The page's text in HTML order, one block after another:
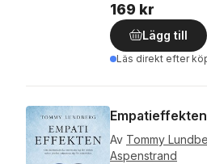
169 kr
Lägg till
Läs direkt efter
Empatieffekten
Av Tommy
Aspenstrand